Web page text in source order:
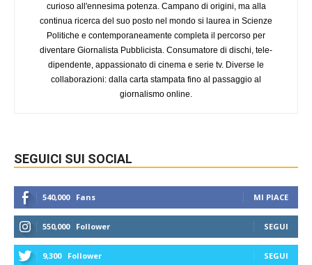
curioso all'ennesima potenza. Campano di origini, ma alla
continua ricerca del suo posto nel mondo si laurea in Scienze
Politiche e contemporaneamente completa il percorso per
diventare Giornalista Pubblicista. Consumatore di dischi, tele-
dipendente, appassionato di cinema e serie tv. Diverse le
collaborazioni: dalla carta stampata fino al passaggio al
giornalismo online.
SEGUICI SUI SOCIAL
540,000 Fans MI PIACE
550,000 Follower SEGUI
9,300 Follower SEGUI